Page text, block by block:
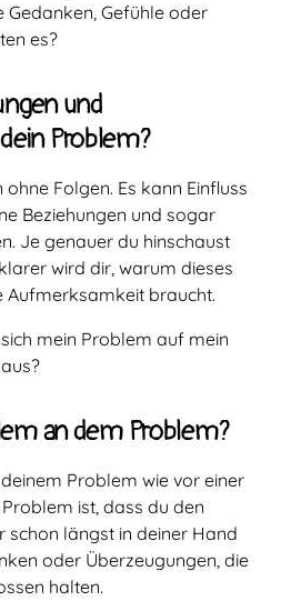
Gedanken, Gefühle oder
es?
und
Problem?
Folgen. Es kann Einfluss
Beziehungen und sogar
Je genauer du hinschaust
wird dir, warum dieses
Aufmerksamkeit braucht.
mein Problem auf mein
an dem Problem?
Problem wie vor einer
ist, dass du den
schon längst in deiner Hand
oder Überzeugungen, die
halten.